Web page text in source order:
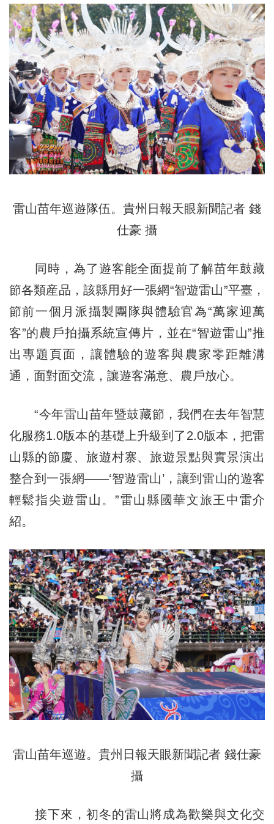
雷山苗年巡遊隊伍。貴州日報天眼新聞記者 錢
仕豪 攝
同時，為了遊客能全面提前了解苗年鼓藏
節各類産品，該縣用好一張網“智遊雷山”平臺，
節前一個月派攝製團隊與體驗官為“萬家迎萬
客”的農戶拍攝系統宣傳片，並在“智遊雷山”推
出專題頁面，讓體驗的遊客與農家零距離溝
通，面對面交流，讓遊客滿意、農戶放心。
“今年雷山苗年暨鼓藏節，我們在去年智慧
化服務1.0版本的基礎上升級到了2.0版本，把雷
山縣的節慶、旅遊村寨、旅遊景點與實景演出
整合到一張網——‘智遊雷山’，讓到雷山的遊客
輕鬆指尖遊雷山。”雷山縣國華文旅王中雷介
紹。
雷山苗年巡遊。貴州日報天眼新聞記者 錢仕豪
攝
接下來，初冬的雷山將成為歡樂與文化交